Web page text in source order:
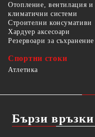
Отопление, вентилация и
климатични системи
Строителни консумативи
Хардуер аксесоари
Резервоари за съхранение
Спортни стоки
Атлетика
Бързи връзки